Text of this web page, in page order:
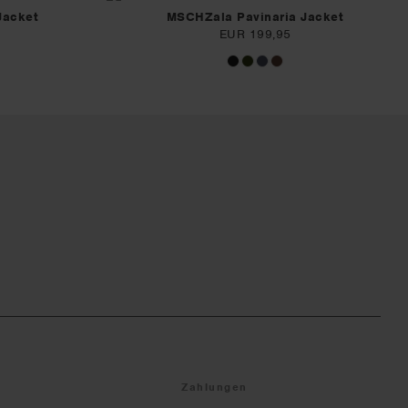
MSCHZala Pavinaria Jacket
EUR 199,95
Zahlungen